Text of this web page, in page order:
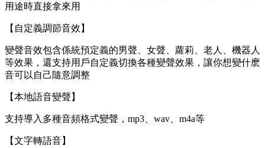
用途時直接拿來用
【自定義調節音效】
變聲音效包含係統預定義的男聲、女聲、蘿莉、老人、機器人
等效果，還支持用戶自定義切換各種變聲效果，讓你想變什麽
音可以自己隨意調整
【本地語音變聲】
支持導入多種音頻格式變聲，mp3、wav、m4a等
【文字轉語音】